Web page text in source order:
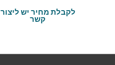
לקבלת מחיר יש ליצור
קשר